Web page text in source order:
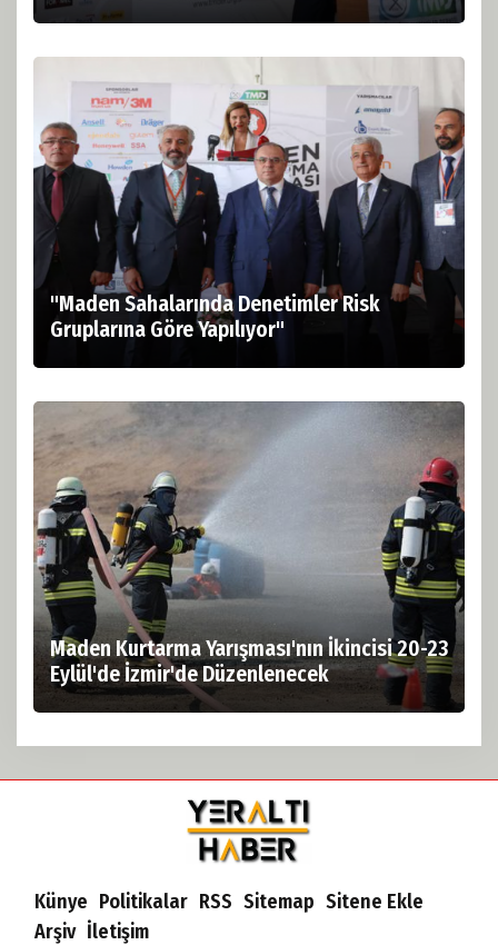
"Maden Sahalarında Denetimler Risk
Gruplarına Göre Yapılıyor"
Maden Kurtarma Yarışması'nın İkincisi 20-23
Eylül'de İzmir'de Düzenlenecek
Künye Politikalar RSS Sitemap Sitene Ekle
Arşiv İletişim